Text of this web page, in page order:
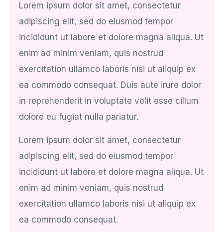
Lorem ipsum dolor sit amet, consectetur
adipiscing elit, sed do eiusmod tempor
incididunt ut labore et dolore magna aliqua. Ut
enim ad minim veniam, quis nostrud
exercitation ullamco laboris nisi ut aliquip ex
ea commodo consequat. Duis aute irure dolor
in reprehenderit in voluptate velit esse cillum
dolore eu fugiat nulla pariatur.
Lorem ipsum dolor sit amet, consectetur
adipiscing elit, sed do eiusmod tempor
incididunt ut labore et dolore magna aliqua. Ut
enim ad minim veniam, quis nostrud
exercitation ullamco laboris nisi ut aliquip ex
ea commodo consequat.